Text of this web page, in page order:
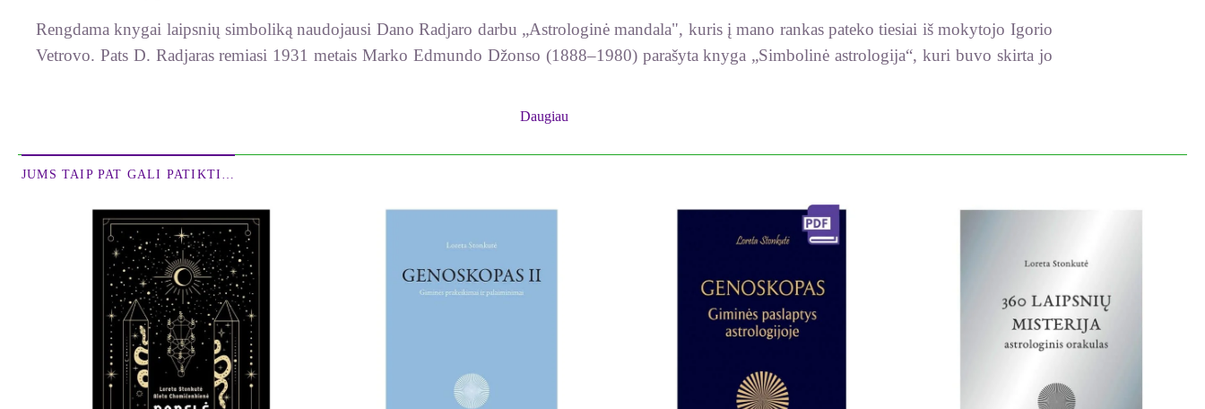
Rengdama knygai laipsnių simboliką naudojausi Dano Radjaro darbu „Astrologinė mandala", kuris į mano rankas pateko tiesiai iš mokytojo Igorio
Vetrovo. Pats D. Radjaras remiasi 1931 metais Marko Edmundo Džonso (1888–1980) parašyta knyga „Simbolinė astrologija“, kuri buvo skirta jo
Radjaras savo komentaruose pasitelkė K. G. Jungo filosofiją. Visgi pirminis šaltinis yra aiškiaregė Elza Viler (Elsie Wheeler), kuri pirmoji įvardijo
simboliai. Kadangi aiškiaregė gyveno XX amžiaus pradžioje Amerikoje, simbolikoje matysime daug to laikmečio ir to žemyno aktualijų.
aiškiaregę Elzą Viler, kuri turėjo gebėjimą matyti simbolius ir taip padėdavo žmonėms sunkiu metu. Šie du žmonės įsitaisė ramioje parko vietoje.
Astrologas atsivežė 360 mažų popierinių kortelių, ant kurių buvo surašyti zodiako ženklai ir laipsniai. Jis korteles gerai išmaišė kaip kortas. Tada M.
E. Džonsas traukė po vieną kortelę taip, kad nei jis pats, nei E. Viler nematytų, kas ant jos parašyta. Aiškiaregė tuoj pat nupasakodavo simbolį. Ant
tuščiosios kortelės pusės vyras viską iškat užrašydavo. Tai vyko labai greitai. Jie užtruko vos 8 valandas. Per valandą po 45 simbolius! Pats M. E.
Džonsas manė, kad tame dalyvavo aukštesnė sąmonė, kurią jis siejo su okultine Sabos brolija, egzistavusia senovės Mesopotamijoje, dėl to per E.
Viler aiškiagirdystės kanalą gautiems simboliams suteikė pavadinimą – Sabos simboliai. Jis ir pats pusę amžiaus turėjo grupę mokinių, kurie buvo
pasivadinę „Sabos asamblėja“.
Daugiau
JUMS TAIP PAT GALI PATIKTI…